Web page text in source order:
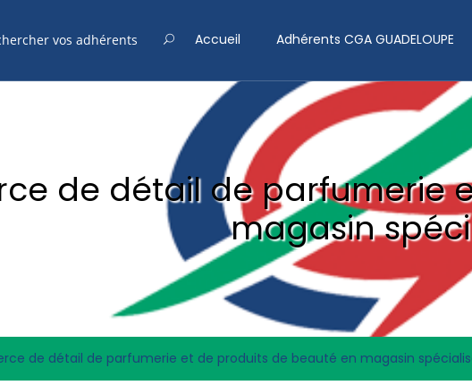
Accueil Adhérents CGA GUADELOUPE
de détail de parfumerie
magasin
de détail de parfumerie et de produits de beauté en magasin